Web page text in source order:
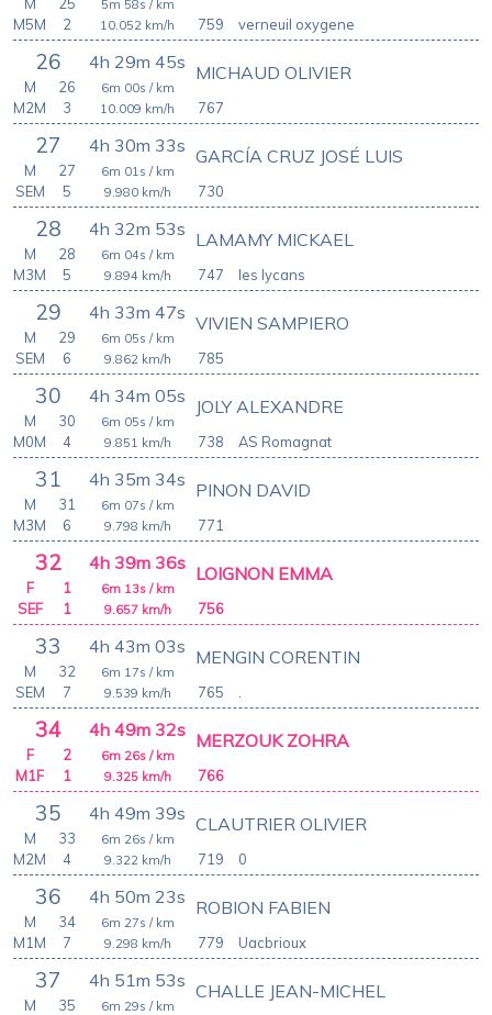
759
5m 58s / km
10.052 km/h
M5M
2 verneuil oxygene
26 4h 29m 45s
767
MICHAUD OLIVIER
6m 00s / km
10.009 km/h
M
26
M2M
3
27 4h 30m 33s
730
GARCÍA CRUZ JOSÉ LUIS
6m 01s / km
9.980 km/h
M
27
SEM
5
28 4h 32m 53s
747
LAMAMY MICKAEL
6m 04s / km
9.894 km/h
M
28
M3M
5 les lycans
29 4h 33m 47s
785
VIVIEN SAMPIERO
6m 05s / km
9.862 km/h
M
29
SEM
6
30 4h 34m 05s
738
JOLY ALEXANDRE
6m 05s / km
9.851 km/h
M
30
M0M
4 AS Romagnat
31 4h 35m 34s
771
PINON DAVID
6m 07s / km
9.798 km/h
M
31
M3M
6
32 4h 39m 36s
756
LOIGNON EMMA
6m 13s / km
9.657 km/h
F
1
SEF
1
33 4h 43m 03s
765
MENGIN CORENTIN
6m 17s / km
9.539 km/h
M
32
SEM
7
34 4h 49m 32s
766
MERZOUK ZOHRA
6m 26s / km
9.325 km/h
F
2
M1F
1
35 4h 49m 39s
719
CLAUTRIER OLIVIER
6m 26s / km
9.322 km/h
M
33
M2M
4 0
36 4h 50m 23s
779
ROBION FABIEN
6m 27s / km
9.298 km/h
M
34
M1M
7 Uacbrioux
37 4h 51m 53s CHALLE JEAN-MICHEL
6m 29s / km
M
35